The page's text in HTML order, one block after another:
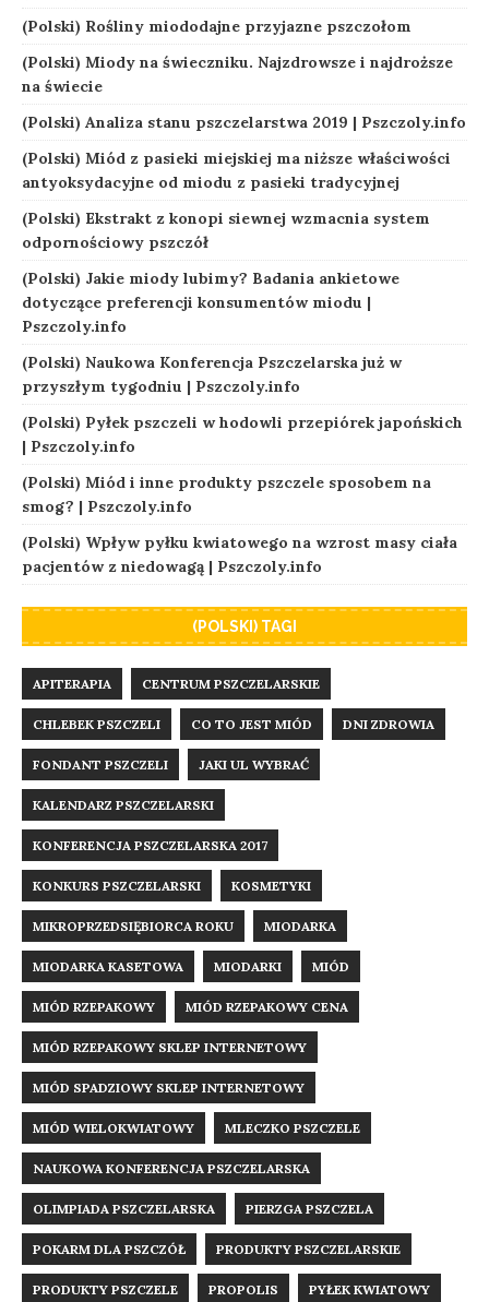
(Polski) Rośliny miododajne przyjazne pszczołom
(Polski) Miody na świeczniku. Najzdrowsze i najdroższe
na świecie
(Polski) Analiza stanu pszczelarstwa 2019 | Pszczoly.info
(Polski) Miód z pasieki miejskiej ma niższe właściwości
antyoksydacyjne od miodu z pasieki tradycyjnej
(Polski) Ekstrakt z konopi siewnej wzmacnia system
odpornościowy pszczół
(Polski) Jakie miody lubimy? Badania ankietowe
dotyczące preferencji konsumentów miodu |
Pszczoly.info
(Polski) Naukowa Konferencja Pszczelarska już w
przyszłym tygodniu | Pszczoly.info
(Polski) Pyłek pszczeli w hodowli przepiórek japońskich
| Pszczoly.info
(Polski) Miód i inne produkty pszczele sposobem na
smog? | Pszczoly.info
(Polski) Wpływ pyłku kwiatowego na wzrost masy ciała
pacjentów z niedowagą | Pszczoly.info
(POLSKI) TAGI
APITERAPIA CENTRUM PSZCZELARSKIE
CHLEBEK PSZCZELI CO TO JEST MIÓD DNI ZDROWIA
FONDANT PSZCZELI JAKI UL WYBRAĆ
KALENDARZ PSZCZELARSKI
KONFERENCJA PSZCZELARSKA 2017
KONKURS PSZCZELARSKI KOSMETYKI
MIKROPRZEDSIĘBIORCA ROKU MIODARKA
MIODARKA KASETOWA MIODARKI MIÓD
MIÓD RZEPAKOWY MIÓD RZEPAKOWY CENA
MIÓD RZEPAKOWY SKLEP INTERNETOWY
MIÓD SPADZIOWY SKLEP INTERNETOWY
MIÓD WIELOKWIATOWY MLECZKO PSZCZELE
NAUKOWA KONFERENCJA PSZCZELARSKA
OLIMPIADA PSZCZELARSKA PIERZGA PSZCZELA
POKARM DLA PSZCZÓŁ PRODUKTY PSZCZELARSKIE
PRODUKTY PSZCZELE PROPOLIS PYŁEK KWIATOWY